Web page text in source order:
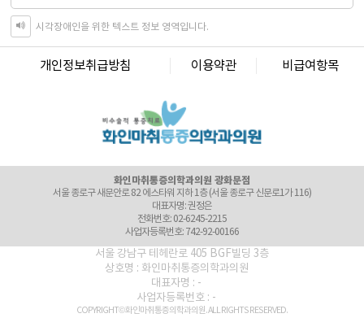
시각장애인을 위한 텍스트 정보 영역입니다.
개인정보취급방침 이용약관 비급여항목
경남 창원시 성산구 상남로 122 상남메디칼 9층 (경남 창원시 성산구 상남동 7-4)
대표자명: 윤경섭
전화번호: 055-603-8288
서울 강남구 테헤란로 405 BGF 사옥 빌딩 3층 (서울 강남구 삼성동 141-32)
대표자명: 이정욱
전화번호: 02-6673-2215
화인마취통증의학과의원 광화문점
서울 종로구 새문안로 82 에스타워 지하 1층 (서울 종로구 신문로1가 116)
대표자명: 권정은
전화번호: 02-6245-2215
사업자등록번호: 742-92-00166
화인마취통증의학과의원 군자점
서울특별시 광진구 천호대로 556, 동성빌딩 4층 (서울 광진구 능동 276-2)
대표자명: 김세훈
전화번호: 02-6272-2215
사업자등록번호: 506-91-40361
화인마취통증의학과의원 마포점
서울 강남구 테헤란로 405 BGF빌딩 3층
상호명 : 화인마취통증의학과의원
대표자명 : -
사업자등록번호 : -
COPYRIGHT© 화인마취통증의학과의원. ALL RIGHTS RESERVED.